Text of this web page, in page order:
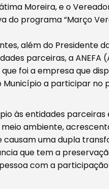
Moreira, e o
do programa “Março
além do Presidente
parceiras, a ANEFA
foi a empresa que
Município a participar
às entidades
ambiente,
uma dupla
que tem a
com a